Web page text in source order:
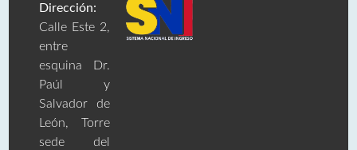
Dirección:
Calle Este 2,
entre
esquina Dr.
Paúl y
Salvador de
León, Torre
sede del